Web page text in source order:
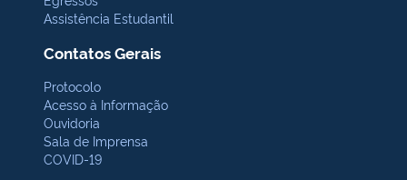
Assistência Estudantil
Contatos Gerais
Protocolo
Acesso à Informação
Ouvidoria
Sala de Imprensa
COVID-19